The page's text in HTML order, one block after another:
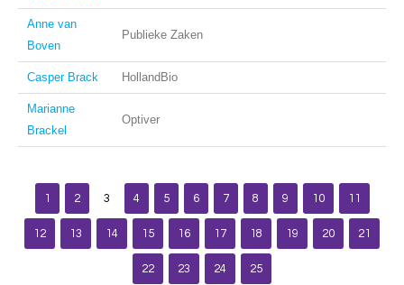
Anne van
Boven
Publieke Zaken
Casper Brack HollandBio
Marianne
Brackel
Optiver
1 2 3 4 5 6 7 8 9 10 11
12 13 14 15 16 17 18 19 20 21
22 23 24 25